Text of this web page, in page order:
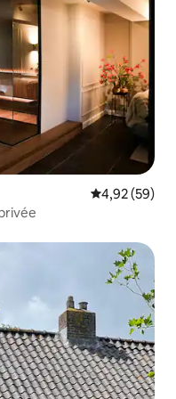
Note
4,92 (59)
plus aimés